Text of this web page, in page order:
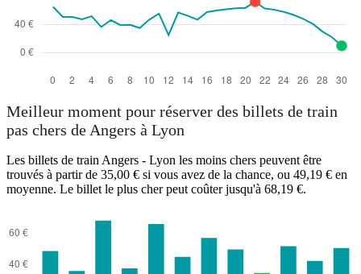
Meilleur moment pour réserver des billets de train
pas chers de Angers à Lyon
Les billets de train Angers - Lyon les moins chers peuvent être
trouvés à partir de 35,00 € si vous avez de la chance, ou 49,19 € en
moyenne. Le billet le plus cher peut coûter jusqu'à 68,19 €.